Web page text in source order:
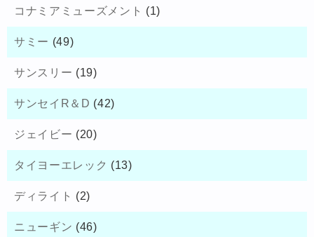
コナミアミューズメント (1)
サミー (49)
サンスリー (19)
サンセイR＆D (42)
ジェイビー (20)
タイヨーエレック (13)
ディライト (2)
ニューギン (46)